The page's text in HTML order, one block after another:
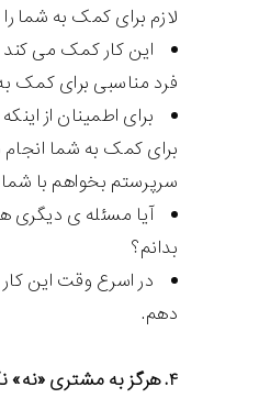
لازم برای کمک به شما را
این کار کمک می
فرد مناسبی برای کمک
برای اطمینان از
برای کمک به شما انجام
سرپرستم بخواهم با
آیا مسئله ی
بدانم؟
در اسرع وقت این
دهم.
۴. هرگز به مشتری «نه» نگویید